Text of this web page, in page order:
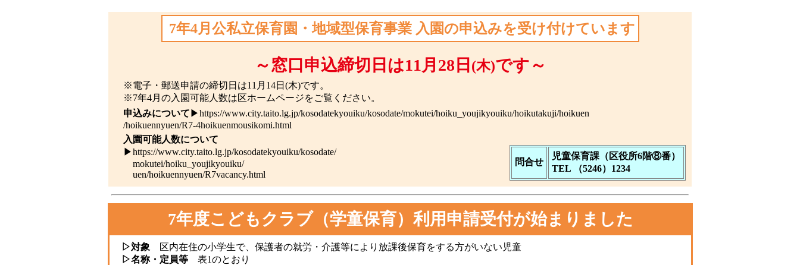
7年4月公私立保育園・地域型保育事業 入園の申込みを受け付けています
～窓口申込締切日は11月28日 (木)です～
※電子・郵送申請の締切日は11月14日(木)です。
※7年4月の入園可能人数は区ホームページをご覧ください。
申込みについて ▶https://www.city.taito.lg.jp/kosodatekyouiku/kosodate/mokutei/hoiku_youjikyouiku/hoikutakuji/hoikuen
/hoikuennyuen/R7-4hoikuenmousikomi.html
入園可能人数について
▶https://www.city.taito.lg.jp/kosodatekyouiku/kosodate/
mokutei/hoiku_youjikyouiku/
uen/hoikuennyuen/R7vacancy.html
問合せ
児童保育課（区役所6階⑧番）
TEL （5246）1234
7年度こどもクラブ（学童保育）利用申請受付が始まりました
▷対象 区内在住の小学生で、保護者の就労・介護等により放課後保育をする方がいない児童
▷名称・定員等 表1のとおり